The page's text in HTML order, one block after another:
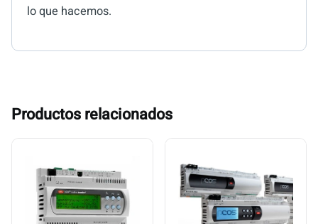
lo que hacemos.
Productos relacionados